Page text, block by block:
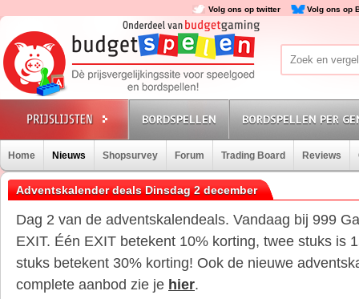
Volg ons op twitter Volg ons op
BORDSPELLEN BORDSPELLEN PER
Home Nieuws Shopsurvey Forum Trading Board Reviews
Adventskalender deals Dinsdag 2 december
Dag 2 van de adventskalendeals. Vandaag bij 999
EXIT. Één EXIT betekent 10% korting, twee stuks is
stuks betekent 30% korting! Ook de nieuwe
complete aanbod zie je hier.